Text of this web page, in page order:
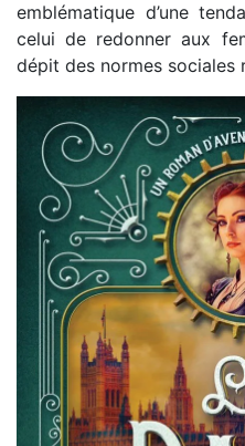
emblématique d’une
celui de redonner aux
dépit des normes sociales